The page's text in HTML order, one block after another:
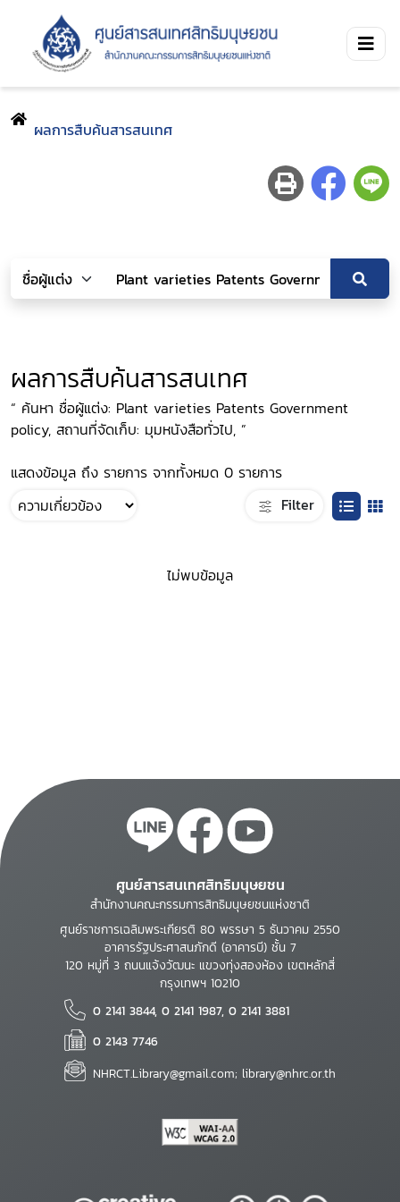
ผลการสืบค้นสารสนเทศ
ผลการสืบค้นสารสนเทศ
“ ค้นหา ชื่อผู้แต่ง: Plant varieties Patents Government
policy, สถานที่จัดเก็บ: มุมหนังสือทั่วไป, ”
แสดงข้อมูล ถึง รายการ จากทั้งหมด 0 รายการ
Filter
ไม่พบข้อมูล
ศูนย์สารสนเทศสิทธิมนุษยชน
สำนักงานคณะกรรมการสิทธิมนุษยชนแห่งชาติ
ศูนย์ราชการเฉลิมพระเกียรติ 80 พรรษา 5 ธันวาคม 2550
อาคารรัฐประศาสนภักดี (อาคารบี) ชั้น 7
120 หมู่ที่ 3 ถนนแจ้งวัฒนะ แขวงทุ่งสองห้อง เขตหลักสี่
กรุงเทพฯ 10210
0 2141 3844, 0 2141 1987, 0 2141 3881
0 2143 7746
NHRCT.Library@gmail.com; library@nhrc.or.th